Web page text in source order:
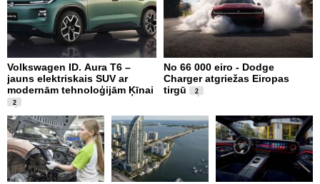
Volkswagen ID. Aura T6 –
jauns elektriskais SUV ar
modernām tehnoloģijām Ķīnai
2
No 66 000 eiro - Dodge
Charger atgriežas Eiropas
tirgū
2